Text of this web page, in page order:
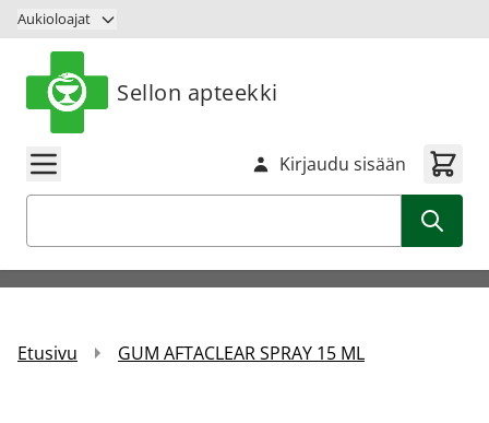
Siirry sisältöön
Aukioloajat
Sellon apteekki
Kirjaudu sisään
Etusivu GUM AFTACLEAR SPRAY 15 ML